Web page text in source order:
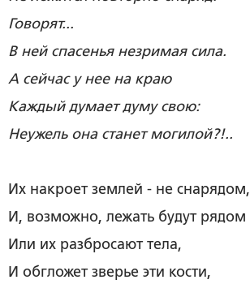
Говорят...
В ней спасенья незримая сила.
А сейчас у нее на краю
Каждый думает думу свою:
Неужель она станет могилой?!..
Их накроет землей - не снарядом,
И, возможно, лежать будут рядом
Или их разбросают тела,
И обгложет зверье эти кости,